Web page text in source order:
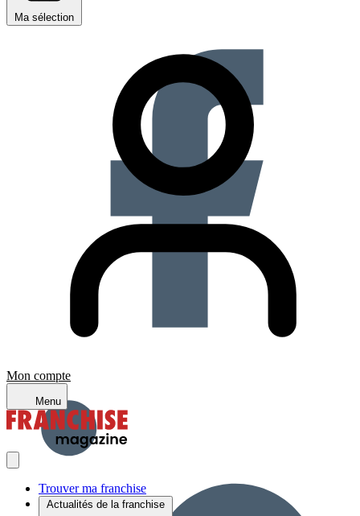
Ma sélection
Mon compte
Menu
Trouver ma franchise
Actualités de la franchise